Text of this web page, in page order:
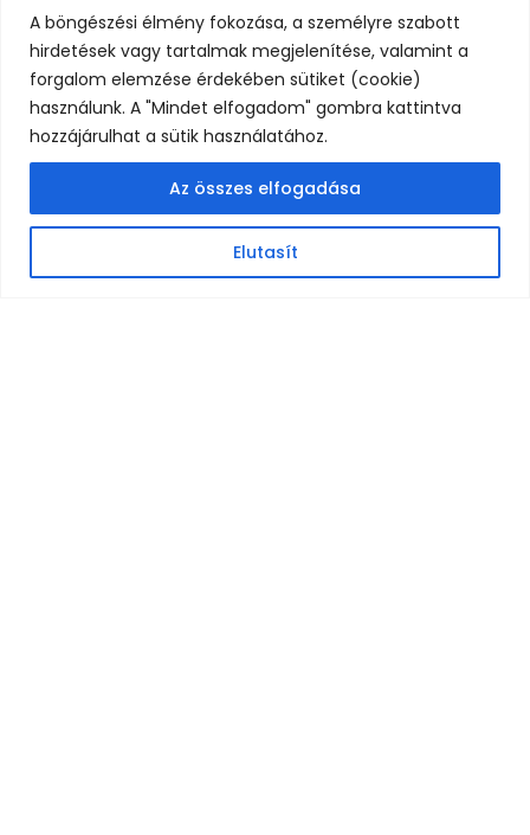
A böngészési élmény fokozása, a személyre szabott
hirdetések vagy tartalmak megjelenítése, valamint a
forgalom elemzése érdekében sütiket (cookie)
használunk. A "Mindet elfogadom" gombra kattintva
hozzájárulhat a sütik használatához.
Elutasít
Az összes elfogadása
szükséges!)
Kóstolóinkon és eseményeinken csak 18 év
felettiek vehetnek részt.
Nézd meg a galériánkat!